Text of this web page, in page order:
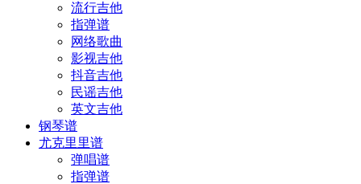
流行吉他
指弹谱
网络歌曲
影视吉他
抖音吉他
民谣吉他
英文吉他
钢琴谱
尤克里里谱
弹唱谱
指弹谱